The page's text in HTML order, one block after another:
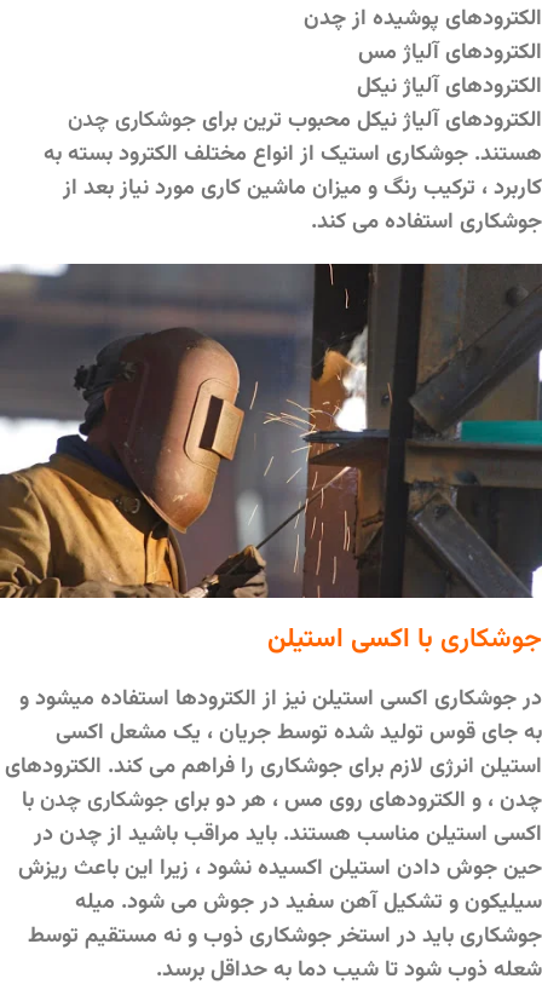
الکترودهای پوشیده از چدن
الکترودهای آلیاژ مس
الکترودهای آلیاژ نیکل
الکترودهای آلیاژ نیکل محبوب ترین برایجوشکاری چدن
هستند. جوشکاری استیک از انواع مختلف الکترود بسته به
کاربرد ، ترکیب رنگ و میزان ماشین کاری مورد نیاز بعد از
جوشکاری استفاده می کند.
جوشکاری با اكسی استیلن
در جوشکاری اکسی استیلن نیز از الکترودها استفاده میشود و
به جای قوس تولید شده توسط جریان ، یک مشعل اکسی
استیلن انرژی لازم برای جوشکاری را فراهم می کند. الکترودهای
چدن ، و الکترودهای روی مس ، هر دو برایجوشکاری چدنبا
اکسی استیلن مناسب هستند. باید مراقب باشید از چدن در
حین جوش دادن استیلن اکسیده نشود ، زیرا این باعث ریزش
سیلیکون و تشکیل آهن سفید در جوش می شود. میله
جوشکاری باید در استخر جوشکاری ذوب و نه مستقیم توسط
شعله ذوب شود تا شیب دما به حداقل برسد.